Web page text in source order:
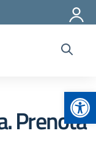
Prenota